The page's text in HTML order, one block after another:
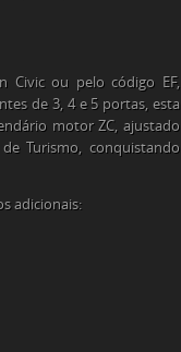
Civic ou pelo código EF,
de 3, 4 e 5 portas, esta
motor ZC, ajustado
Turismo, conquistando
adicionais: